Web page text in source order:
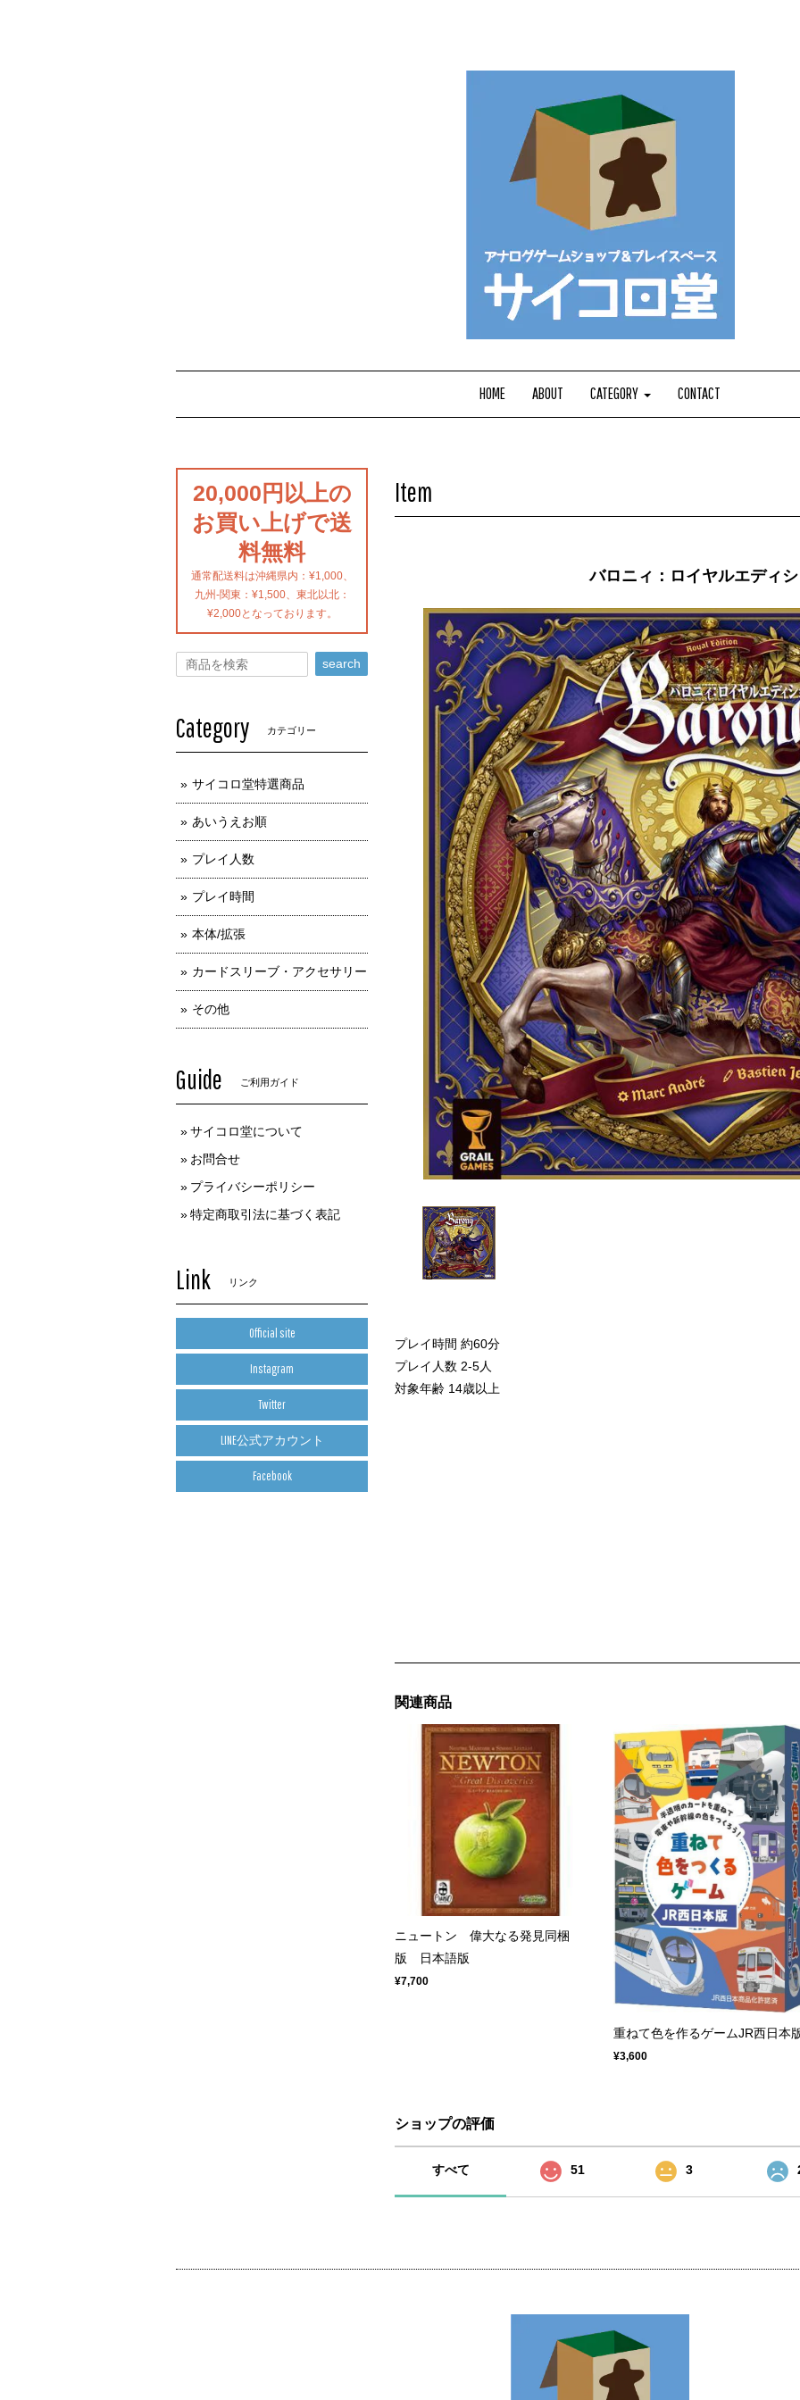
HOME ABOUT CATEGORY CONTACT
Item
バロニィ：ロイヤルエディ
プレイ時間 約60分
プレイ人数 2-5人
対象年齢 14歳以上
関連商品
ニュートン 偉大なる発見同梱
版 日本語版
¥7,700
重ねて色を作るゲームJR西日本
¥3,600
ショップの評価
すべて 51 3
20,000円以上の
お買い上げで送
料無料
通常配送料は沖縄県内：¥1,000、
九州-関東：¥1,500、東北以北：
¥2,000となっております。
search
Category カテゴリー
サイコロ堂特選商品
あいうえお順
プレイ人数
プレイ時間
本体/拡張
カードスリーブ・アクセサリー
その他
Guide ご利用ガイド
サイコロ堂について
お問合せ
プライバシーポリシー
特定商取引法に基づく表記
Link リンク
Official site
Instagram
Twitter
LINE公式アカウント
Facebook